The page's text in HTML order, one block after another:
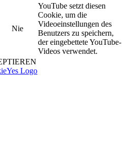
Nie
YouTube setzt diesen
Cookie, um die
Videoeinstellungen des
Benutzers zu speichern,
der eingebettete YouTube-
Videos verwendet.